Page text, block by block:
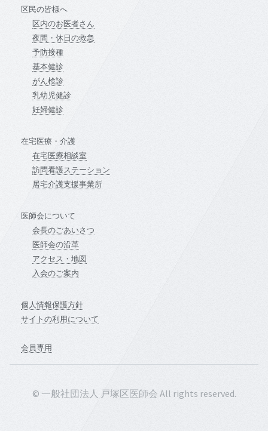
区民の皆様へ
区内のお医者さん
夜間・休日の救急
予防接種
基本健診
がん検診
乳幼児健診
妊婦健診
在宅医療・介護
在宅医療相談室
訪問看護ステーション
居宅介護支援事業所
医師会について
会長のごあいさつ
医師会の沿革
アクセス・地図
入会のご案内
個人情報保護方針
サイトの利用について
会員専用
© 一般社団法人 戸塚区医師会 All rights reserved.